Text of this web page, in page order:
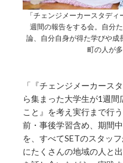
「チェンジメーカースタデ
週間の報告をする会。自分
論、自分自身が得た学びや成
町の人が
「『チェンジメーカース
ら集まった大学生が1週
こと』を考え実行まで行
前・事後学習含め、期間
を、すべてSETのスタッ
にたくさんの地域の人と